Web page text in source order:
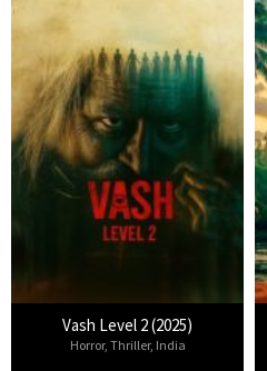
Vash Level 2 (2025)
Horror, Thriller, India